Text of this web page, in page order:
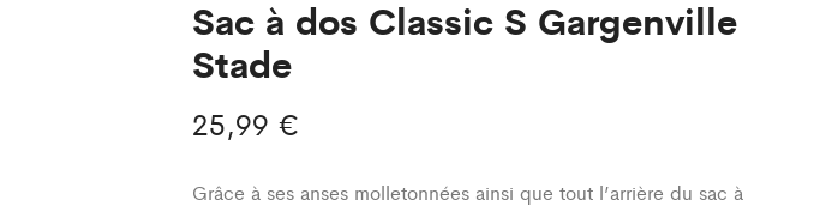
StadeClassic
Sac à dos Classic S Gargenville
Stade
25,99 €
Grâce à ses anses molletonnées ainsi que tout l’arrière du sac à